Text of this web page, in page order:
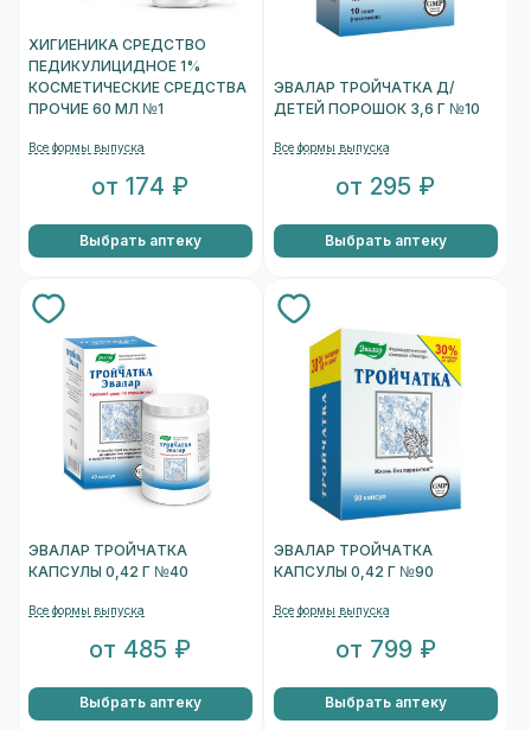
ХИГИЕНИКА СРЕДСТВО
ПЕДИКУЛИЦИДНОЕ 1%
КОСМЕТИЧЕСКИЕ СРЕДСТВА
ПРОЧИЕ 60 МЛ №1
Все формы выпуска
от 174 ₽
Выбрать аптеку
ЭВАЛАР ТРОЙЧАТКА Д/
ДЕТЕЙ ПОРОШОК 3,6 Г №10
Все формы выпуска
от 295 ₽
Выбрать аптеку
ЭВАЛАР ТРОЙЧАТКА
КАПСУЛЫ 0,42 Г №40
Все формы выпуска
от 485 ₽
Выбрать аптеку
ЭВАЛАР ТРОЙЧАТКА
КАПСУЛЫ 0,42 Г №90
Все формы выпуска
от 799 ₽
Выбрать аптеку